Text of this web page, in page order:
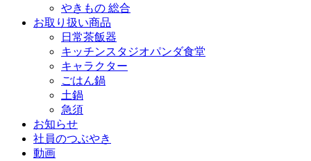
やきもの 総合
お取り扱い商品
日常茶飯器
キッチンスタジオパンダ食堂
キャラクター
ごはん鍋
土鍋
急須
お知らせ
社員のつぶやき
動画